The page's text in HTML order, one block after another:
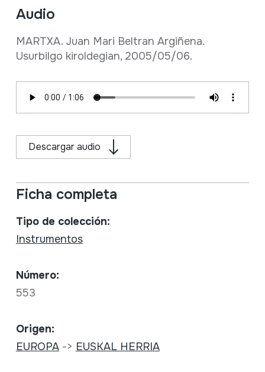
Audio
MARTXA. Juan Mari Beltran Argiñena.
Usurbilgo kiroldegian, 2005/05/06.
Descargar audio
Ficha completa
Tipo de colección:
Instrumentos
Número:
553
Origen:
EUROPA-> EUSKAL HERRIA